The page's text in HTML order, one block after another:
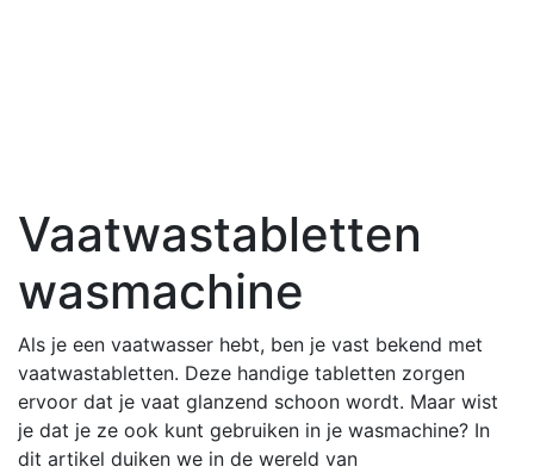
Vaatwastabletten
wasmachine
Als je een vaatwasser hebt, ben je vast bekend met
vaatwastabletten. Deze handige tabletten zorgen
ervoor dat je vaat glanzend schoon wordt. Maar wist
je dat je ze ook kunt gebruiken in je wasmachine? In
dit artikel duiken we in de wereld van